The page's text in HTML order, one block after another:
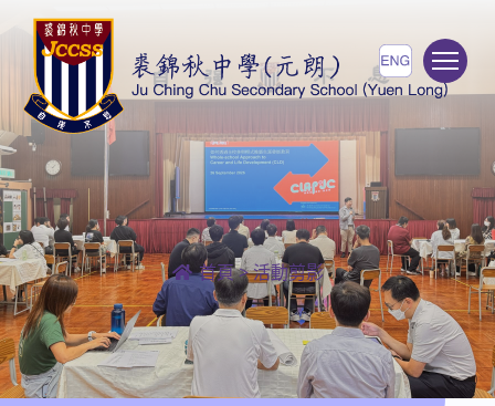
首頁>活動剪影